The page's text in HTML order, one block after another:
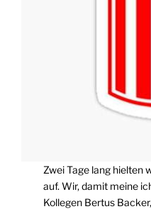
Zwei Tage lang hielten
auf. Wir, damit meine
Kollegen Bertus